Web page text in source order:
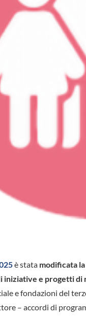
è stata modificata
iniziative e progetti di
e fondazioni del
– accordi di